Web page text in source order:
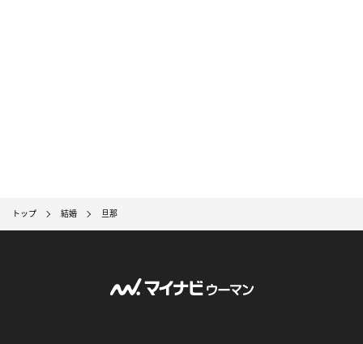
トップ 結婚 旦那